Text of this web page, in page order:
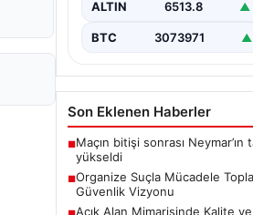
ALTIN 6513.8 ▲
BTC 3073971 ▲
Son Eklenen Haberler
■Maçın bitişi sonrası Neymar’ın
yükseldi
■Organize Suçla Mücadele
Güvenlik Vizyonu
Açık Alan Mimarisinde Kalite